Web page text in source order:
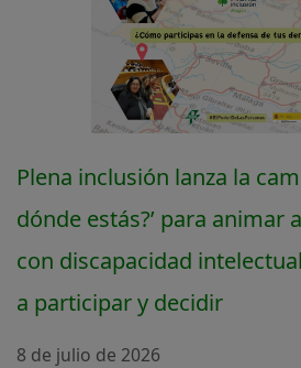
Plena inclusión lanza la
dónde estás?’ para animar
con discapacidad
a participar y decidir
8 de julio de 2026